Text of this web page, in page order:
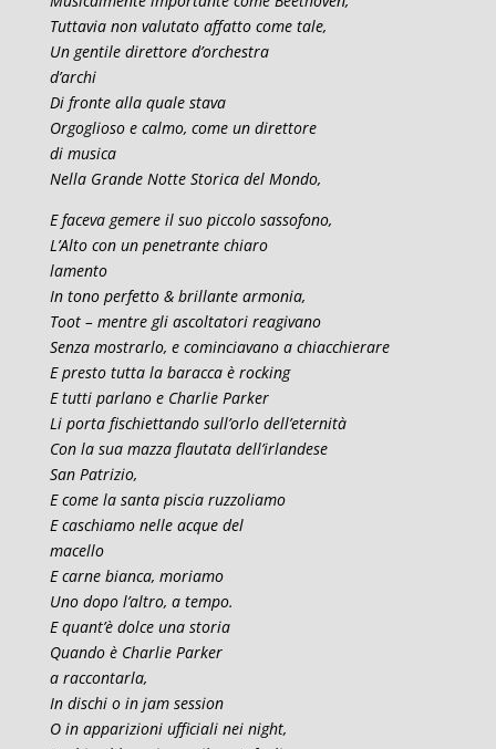
Tuttavia non valutato affatto come tale,
Un gentile direttore d’orchestra
d’archi
Di fronte alla quale stava
Orgoglioso e calmo, come un direttore
di musica
Nella Grande Notte Storica del Mondo,
E faceva gemere il suo piccolo sassofono,
L’Alto con un penetrante chiaro
lamento
In tono perfetto & brillante armonia,
Toot – mentre gli ascoltatori reagivano
Senza mostrarlo, e cominciavano a chiacchierare
E presto tutta la baracca è rocking
E tutti parlano e Charlie Parker
Li porta fischiettando sull’orlo dell’eternità
Con la sua mazza flautata dell’irlandese
San Patrizio,
E come la santa piscia ruzzoliamo
E caschiamo nelle acque del
macello
E carne bianca, moriamo
Uno dopo l’altro, a tempo.
E quant’è dolce una storia
Quando è Charlie Parker
a raccontarla,
In dischi o in jam session
O in apparizioni ufficiali nei night,